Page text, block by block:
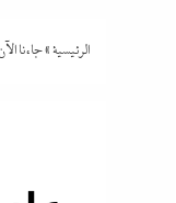
الرئيسية»جاءنا الآن